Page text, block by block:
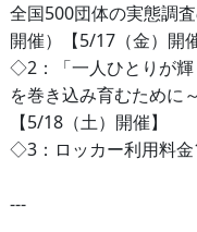
全国500団体の実態調
開催）【5/17（金）開催
◇2：「一人ひとりが
を巻き込み育むために
【5/18（土）開催】
◇3：ロッカー利用料金
---